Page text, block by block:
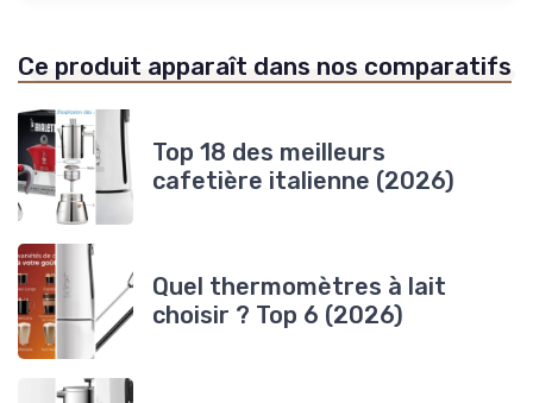
Ce produit apparaît dans nos comparatifs
Top 18 des meilleurs
cafetière italienne (2026)
Quel thermomètres à lait
choisir ? Top 6 (2026)